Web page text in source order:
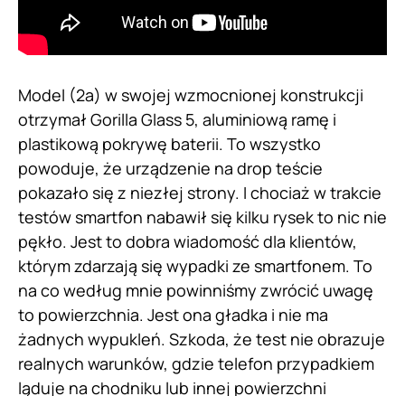
Model (2a) w swojej wzmocnionej konstrukcji
otrzymał Gorilla Glass 5, aluminiową ramę i
plastikową pokrywę baterii. To wszystko
powoduje, że urządzenie na drop teście
pokazało się z niezłej strony. I chociaż w trakcie
testów smartfon nabawił się kilku rysek to nic nie
pękło. Jest to dobra wiadomość dla klientów,
którym zdarzają się wypadki ze smartfonem. To
na co według mnie powinniśmy zwrócić uwagę
to powierzchnia. Jest ona gładka i nie ma
żadnych wypukleń. Szkoda, że test nie obrazuje
realnych warunków, gdzie telefon przypadkiem
ląduje na chodniku lub innej powierzchni